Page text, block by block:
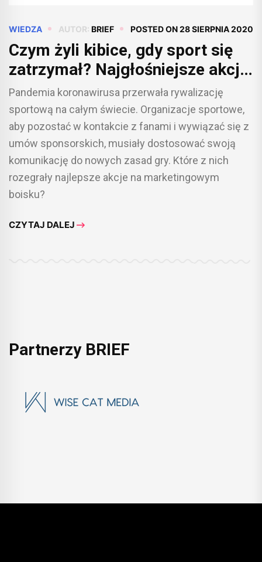
WIEDZA AUTOR: BRIEF POSTED ON28 SIERPNIA 2020
Czym żyli kibice, gdy sport się
zatrzymał? Najgłośniejsze akcje
polskiego marketingu
sportowego w czasie lockdownu
Pandemia koronawirusa przerwała rywalizację
sportową na całym świecie. Organizacje sportowe,
aby pozostać w kontakcie z fanami i wywiązać się z
umów sponsorskich, musiały dostosować swoją
komunikację do nowych zasad gry. Które z nich
rozegrały najlepsze akcje na marketingowym
boisku?
CZYTAJ DALEJ
Partnerzy BRIEF